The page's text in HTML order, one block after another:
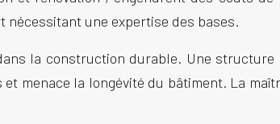
nécessitant une expertise des bases.
la construction durable. Une structure
menace la longévité du bâtiment. La